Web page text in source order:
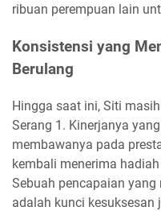
ribuan perempuan lain
Konsistensi yang
Berulang
Hingga saat ini, Siti
Serang 1. Kinerjanya
membawanya pada
kembali menerima
Sebuah pencapaian
adalah kunci kesuksesan